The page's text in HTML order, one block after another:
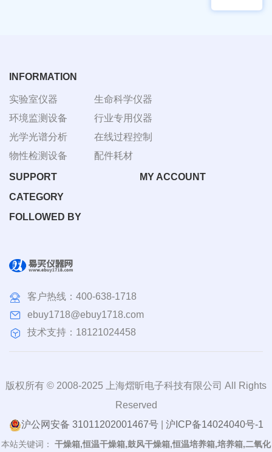
INFORMATION
实验室仪器
环境监测设备
光学光谱分析
物性检测设备
生命科学仪器
行业专用仪器
在线过程控制
配件耗材
SUPPORT
MY ACCOUNT
CATEGORY
FOLLOWED BY
客户热线： 400-638-1718
ebuy1718@ebuy1718.com
技术支持：18121024458
版权所有 © 2008-2025 上海熠昕电子科技有限公司 All Rights
Reserved
沪公网安备 31011202001467号| 沪ICP备14024040号-1
本站关键词： 干燥箱,恒温干燥箱,鼓风干燥箱,恒温培养箱,培养箱,二氧化